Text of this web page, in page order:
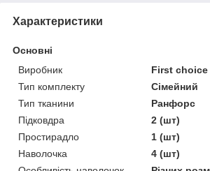
Характеристики
Основні
Виробник
First choice
Тип комплекту
Сімейний
Тип тканини
Ранфорс
Підковдра
2 (шт)
Простирадло
1 (шт)
Наволочка
4 (шт)